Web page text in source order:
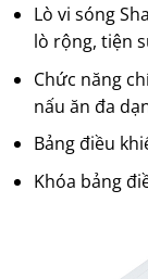
Lò vi sóng
lò rộng, tiện
Chức năng
nấu ăn đa
Bảng điều
Khóa bảng